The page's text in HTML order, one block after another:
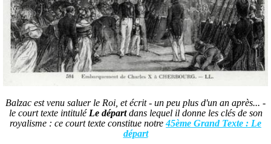
Balzac est venu saluer le Roi, et écrit - un peu plus d'un an après... -
le court texte intitulé Le départdans lequel il donne les clés de son
royalisme : ce court texte constitue notre 45ème Grand Texte : Le
départ